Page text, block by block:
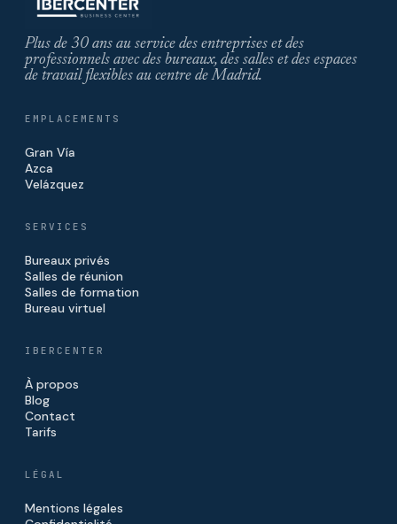
Plus de 30 ans au service des entreprises et des
professionnels avec des bureaux, des salles et des espaces
de travail flexibles au centre de Madrid.
EMPLACEMENTS
Gran Vía
Azca
Velázquez
SERVICES
Bureaux privés
Salles de réunion
Salles de formation
Bureau virtuel
IBERCENTER
À propos
Blog
Contact
Tarifs
LÉGAL
Mentions légales